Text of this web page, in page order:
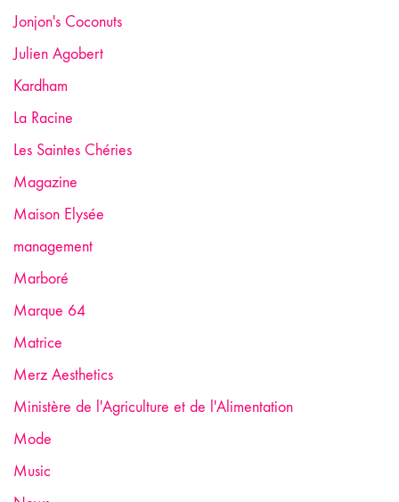
Jonjon's Coconuts
Julien Agobert
Kardham
La Racine
Les Saintes Chéries
Magazine
Maison Elysée
management
Marboré
Marque 64
Matrice
Merz Aesthetics
Ministère de l'Agriculture et de l'Alimentation
Mode
Music